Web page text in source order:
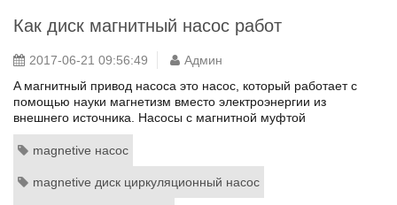
Как диск магнитный насос работ
2017-06-21 09:56:49
Админ
A магнитный привод насоса это насос, который работает с
помощью науки магнетизм вместо электроэнергии из
внешнего источника. Насосы с магнитной муфтой
энергоэффективные и не требуют пломбы или смазки для
операции. магнитный привод насоса s циркулируют
различные жидкости, включая кислот, воды и масла. Потому
что нет никаких уплотнений на магнитный привод насоса,
устраняется вероятность утечки опасн...
magnetive насос
magnetive диск циркуляционный насос